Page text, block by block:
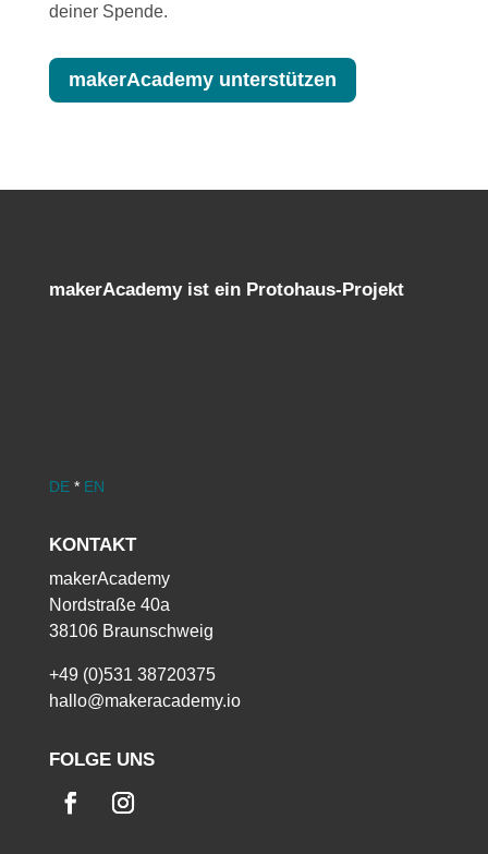
deiner Spende.
makerAcademy unterstützen
makerAcademy ist ein Protohaus-Projekt
DE* EN
KONTAKT
makerAcademy
Nordstraße 40a
38106 Braunschweig
+49 (0)531 38720375
hallo@makeracademy.io
FOLGE UNS